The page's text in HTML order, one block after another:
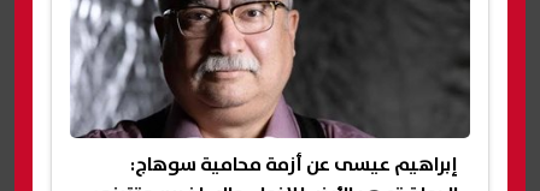
إبراهيم عيسى عن أزمة محامية سوهاج: